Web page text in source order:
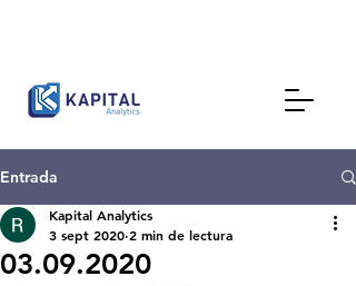
Entrada
03.09.2020
Kapital Analytics
3 sept 2020 2 min de lectura